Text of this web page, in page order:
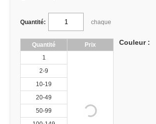
Quantité: chaque
Quantité
Prix
1
2-9
10-19
20-49
50-99
Couleur :